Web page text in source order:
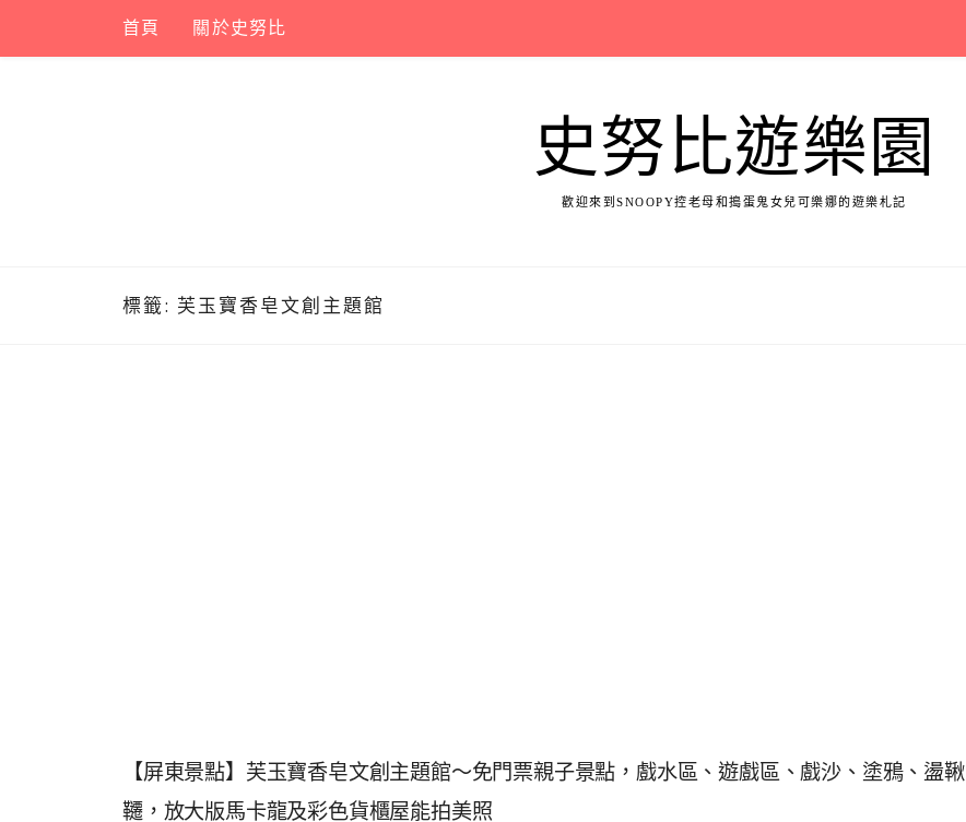
content
首頁 關於史努比
史努比遊樂園
歡迎來到SNOOPY控老母和搗蛋鬼女兒可樂娜的遊樂札記
標籤: 芙玉寶香皂文創主題館
【屏東景點】芙玉寶香皂文創主題館～免門票親子景點，戲水區、遊戲區、戲沙、塗鴉、盪鞦
韆，放大版馬卡龍及彩色貨櫃屋能拍美照